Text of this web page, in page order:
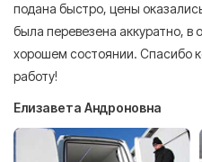
подана быстро, цены
была перевезена аккуратно,
хорошем состоянии. Спасибо
работу!
Елизавета Андроновна